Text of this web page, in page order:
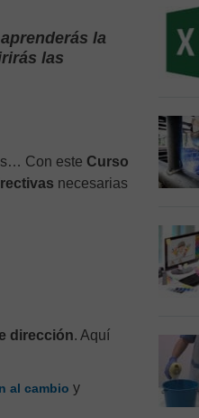
la
las
Con este Curso
necesarias
dirección. Aquí
al cambio y